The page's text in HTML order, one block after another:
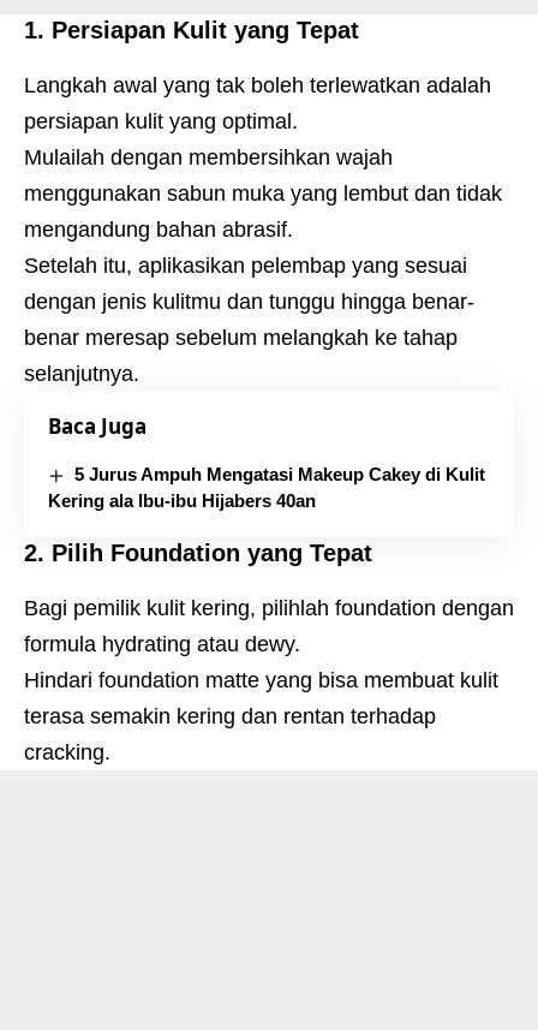
1. Persiapan Kulit yang Tepat
Langkah awal yang tak boleh terlewatkan adalah
persiapan kulit yang optimal.
Mulailah dengan membersihkan wajah
menggunakan sabun muka yang lembut dan tidak
mengandung bahan abrasif.
Setelah itu, aplikasikan pelembap yang sesuai
dengan jenis kulitmu dan tunggu hingga benar-
benar meresap sebelum melangkah ke tahap
selanjutnya.
Baca Juga
5 Jurus Ampuh Mengatasi Makeup Cakey di Kulit
Kering ala Ibu-ibu Hijabers 40an
2. Pilih Foundation yang Tepat
Bagi pemilik kulit kering, pilihlah foundation dengan
formula hydrating atau dewy.
Hindari foundation matte yang bisa membuat kulit
terasa semakin kering dan rentan terhadap
cracking.